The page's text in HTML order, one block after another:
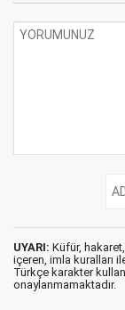
UYARI: Küfür,
içeren, imla kuralları
Türkçe karakter
onaylanmamaktadır.